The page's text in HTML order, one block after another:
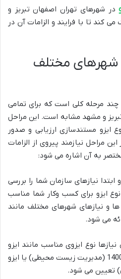
در شهرهای تهران اصفهان تبریز و
کند تا با فرایند و الزامات آن در
شهرهای مختلف
چند مرحله کلی است که برای تمامی
و مشهد مشابه است. این مراحل
ایزو مستندسازی ارزیابی و صدور
مراحل نیازمند پیروی از الزامات
به آن اشاره می شود:
ابتدا نیازهای سازمان شما را بررسی
ایزو برای کسب وکار شما مناسب
و نیازهای شهرهای مختلف مانند
می شود.
نوع ایزوی مناسب مانند ایزو
9001 (مدیریت کیفیت) ایزو 14001 (مدیریت زیست محیطی) یا ایزو